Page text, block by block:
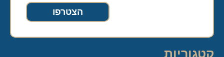
הצטרפו
קטגוריות